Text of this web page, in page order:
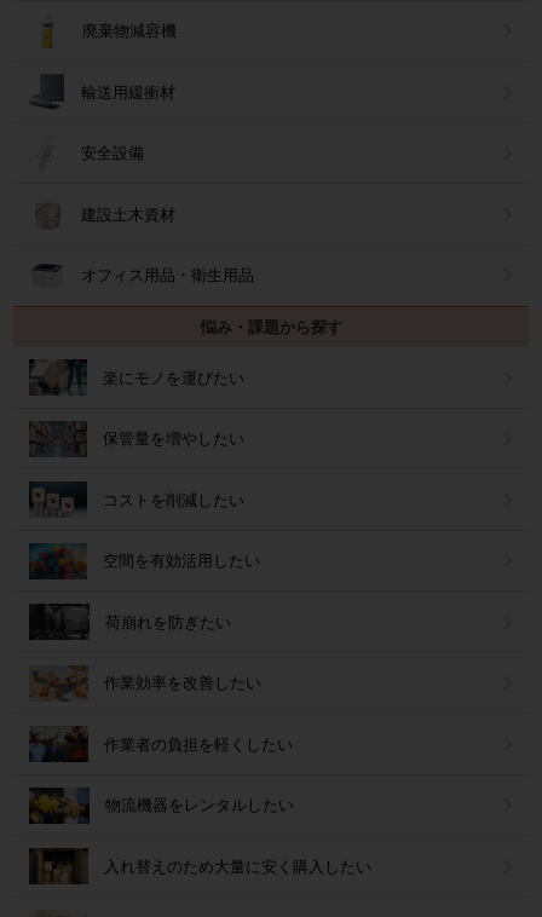
廃棄物減容機
輸送用緩衝材
安全設備
建設土木資材
オフィス用品・衛生用品
悩み・課題から探す
楽にモノを運びたい
保管量を増やしたい
コストを削減したい
空間を有効活用したい
荷崩れを防ぎたい
作業効率を改善したい
作業者の負担を軽くしたい
物流機器をレンタルしたい
入れ替えのため大量に安く購入したい